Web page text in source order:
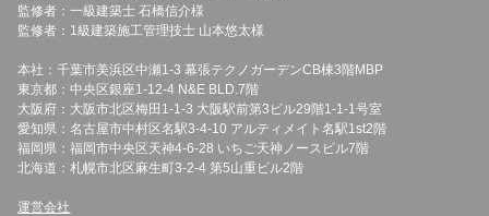
監修者：一級建築士 石橋信介様
監修者：1級建築施工管理技士 山本悠太様
本社：千葉市美浜区中瀬1-3 幕張テクノガーデンCB棟3階MBP
東京都：中央区銀座1-12-4 N&E BLD.7階
大阪府：大阪市北区梅田1-1-3 大阪駅前第3ビル29階1-1-1号室
愛知県：名古屋市中村区名駅3-4-10 アルティメイト名駅1st2階
福岡県：福岡市中央区天神4-6-28 いちご天神ノースビル7階
北海道：札幌市北区麻生町3-2-4 第5山重ビル2階
運営会社